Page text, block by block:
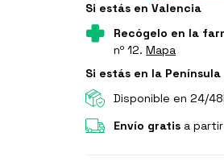
Si estás en Valencia
Recógelo en la
nº 12.Mapa
Si estás en la Península
Disponible en 24/
Envío gratis a